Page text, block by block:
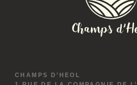
CHAMPS D’HEOL